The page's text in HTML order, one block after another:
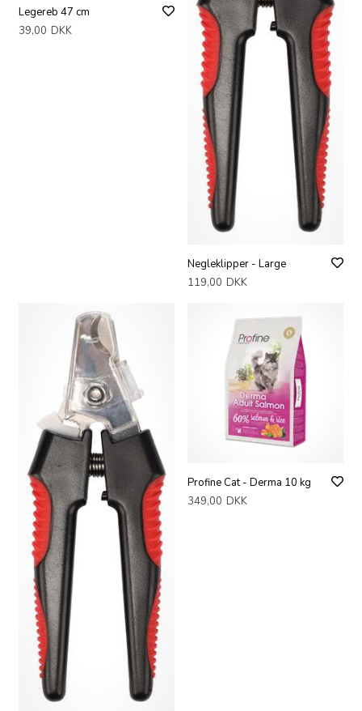
Legereb 47 cm
39,00 DKK
Negleklipper - Large
119,00 DKK
Profine Cat - Derma 10 kg
349,00 DKK